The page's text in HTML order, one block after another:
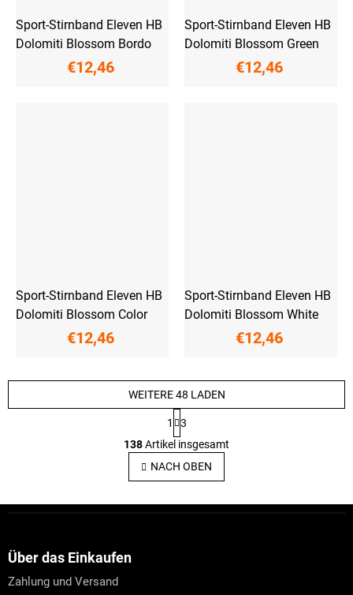
Sport-Stirnband Eleven HB
Dolomiti Blossom Bordo
€12,46
Sport-Stirnband Eleven HB
Dolomiti Blossom Green
€12,46
Sport-Stirnband Eleven HB
Dolomiti Blossom Color
€12,46
Sport-Stirnband Eleven HB
Dolomiti Blossom White
€12,46
S
t
e
u
r
WEITERE 48 LADEN
P
a
g
i
n
i
r
1
3
138Artikel insgesamt
NACH OBEN
Über das Einkaufen
Zahlung und Versand